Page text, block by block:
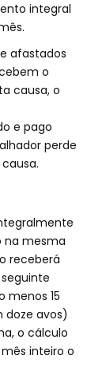
integral
afastados
o
causa, o
e pago
perde
na mesma
receberá
menos 15
doze avos)
o cálculo
inteiro o